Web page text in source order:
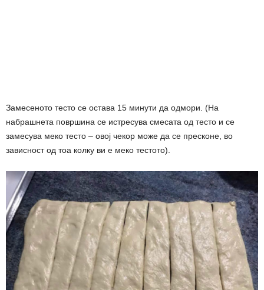
Замесеното тесто се остава 15 минути да одмори. (На
набрашнета површина се истресува смесата од тесто и се
замесува меко тесто – овој чекор може да се пресконе, во
зависност од тоа колку ви е меко тестото).